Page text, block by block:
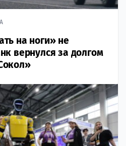
на ноги» не
вернулся за долгом